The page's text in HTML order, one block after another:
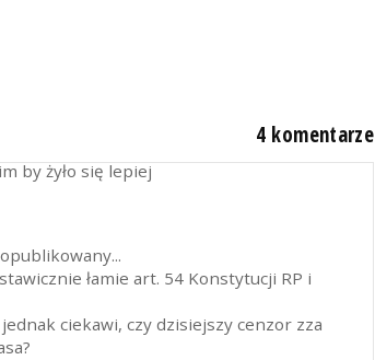
4 komentarze
częstokroć dla Polski i Polaków, jak
dla polskich służb kontrwywiadu czy też
antyeuropejskiego Orbana nie wspomnę.
jeżdżenie zamiatarką po Szczecinie.
by żyło się lepiej
łamie art. 54 Konstytucji RP i
ciekawi, czy dzisiejszy cenzor zza